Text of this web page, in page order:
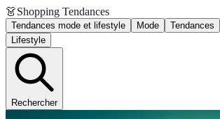
👗Shopping Tendances
Tendances mode et lifestyle Mode Tendances
Lifestyle
Rechercher